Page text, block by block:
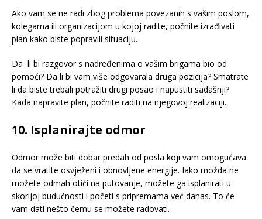
Ako vam se ne radi zbog problema povezanih s vašim poslom,
kolegama ili organizacijom u kojoj radite, počnite izrađivati
plan kako biste popravili situaciju.
Da li bi razgovor s nadređenima o vašim brigama bio od
pomoći? Da li bi vam više odgovarala druga pozicija? Smatrate
li da biste trebali potražiti drugi posao i napustiti sadašnji?
Kada napravite plan, počnite raditi na njegovoj realizaciji.
10. Isplanirajte odmor
Odmor može biti dobar predah od posla koji vam omogućava
da se vratite osvježeni i obnovljene energije. Iako možda ne
možete odmah otići na putovanje, možete ga isplanirati u
skorijoj budućnosti i početi s pripremama već danas. To će
vam dati nešto čemu se možete radovati.